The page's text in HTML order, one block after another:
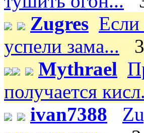
Zugres
успели зама...
Mythrael
получается
ivan7388